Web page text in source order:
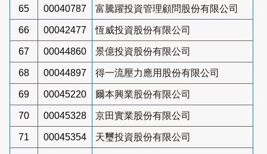
65 00040787 富騰躍投資管理顧問股份有限公司
66 00042477 恆威投資股份有限公司
67 00044860 景億投資股份有限公司
68 00044897 得一流壓力應用股份有限公司
69 00045220 爾本興業股份有限公司
70 00045328 京田實業股份有限公司
71 00045354 天璽投資股份有限公司